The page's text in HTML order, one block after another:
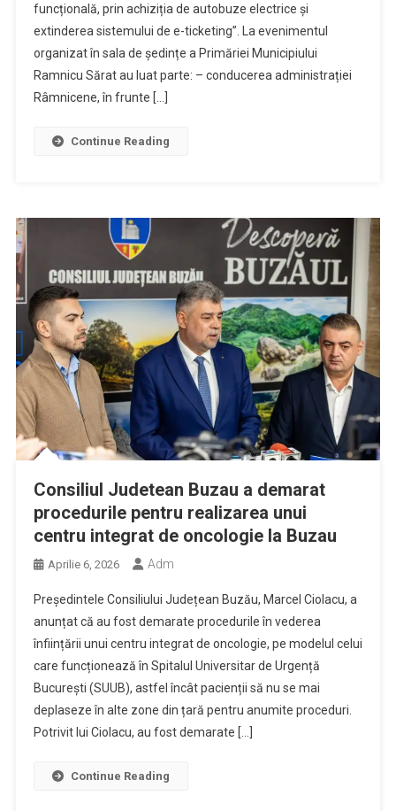
funcțională, prin achiziția de autobuze electrice și
extinderea sistemului de e-ticketing”. La evenimentul
organizat în sala de ședințe a Primăriei Municipiului
Ramnicu Sărat au luat parte: – conducerea administrației
Râmnicene, în frunte […]
Continue Reading
Consiliul Judetean Buzau a demarat
procedurile pentru realizarea unui
centru integrat de oncologie la Buzau
Aprilie 6, 2026 Adm
Președintele Consiliului Județean Buzău, Marcel Ciolacu, a
anunțat că au fost demarate procedurile în vederea
înființării unui centru integrat de oncologie, pe modelul celui
care funcționează în Spitalul Universitar de Urgență
București (SUUB), astfel încât pacienții să nu se mai
deplaseze în alte zone din țară pentru anumite proceduri.
Potrivit lui Ciolacu, au fost demarate […]
Continue Reading